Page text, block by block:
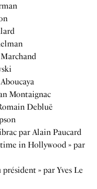
Montaignac
Debluë
par Alain Paucard
in Hollywood » par
» par Yves Le